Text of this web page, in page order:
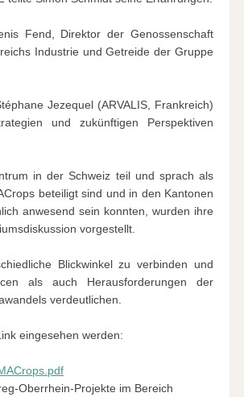
Fend, Direktor der Genossenschaft
Industrie und Getreide der Gruppe
Jezequel (ARVALIS, Frankreich)
und zukünftigen Perspektiven
in der Schweiz teil und sprach als
beteiligt sind und in den Kantonen
anwesend sein konnten, wurden ihre
vorgestellt.
Blickwinkel zu verbinden und
als auch Herausforderungen der
verdeutlichen.
eingesehen werden:
Oberrhein-Projekte im Bereich